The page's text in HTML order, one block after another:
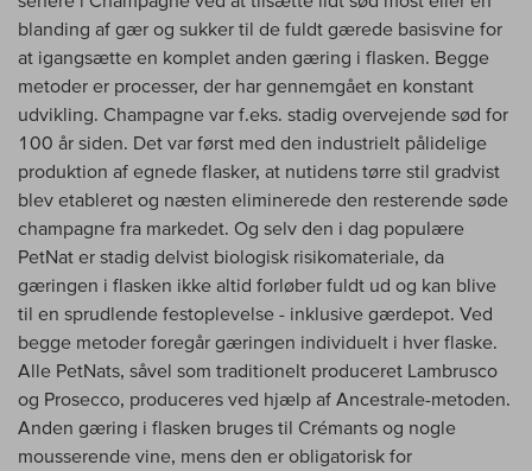
blanding af gær og sukker til de fuldt gærede basisvine for
at igangsætte en komplet anden gæring i flasken. Begge
metoder er processer, der har gennemgået en konstant
udvikling. Champagne var f.eks. stadig overvejende sød for
100 år siden. Det var først med den industrielt pålidelige
produktion af egnede flasker, at nutidens tørre stil gradvist
blev etableret og næsten eliminerede den resterende søde
champagne fra markedet. Og selv den i dag populære
PetNat er stadig delvist biologisk risikomateriale, da
gæringen i flasken ikke altid forløber fuldt ud og kan blive
til en sprudlende festoplevelse - inklusive gærdepot. Ved
begge metoder foregår gæringen individuelt i hver flaske.
Alle PetNats, såvel som traditionelt produceret Lambrusco
og Prosecco, produceres ved hjælp af Ancestrale-metoden.
Anden gæring i flasken bruges til Crémants og nogle
mousserende vine, mens den er obligatorisk for